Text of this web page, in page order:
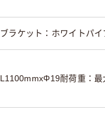
ブラケット：ホワイトパ
L1100mmxΦ19耐荷重：最